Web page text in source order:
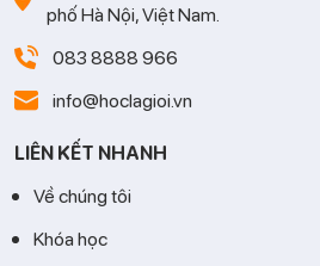
phố Hà Nội, Việt Nam.
083 8888 966
info@hoclagioi.vn
LIÊN KẾT NHANH
Về chúng tôi
Khóa học